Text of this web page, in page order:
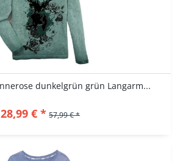
dunkelgrün grün Langarm...
28,99 € * 57,99 € *